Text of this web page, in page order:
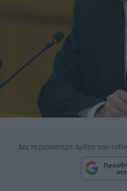
Δες περισσότερα άρθρα του